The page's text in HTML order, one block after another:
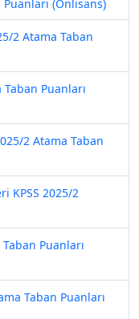
(Önlisans)
2 Atama Taban
Puanları
2 Atama Taban
KPSS 2025/2
Puanları
Taban Puanları